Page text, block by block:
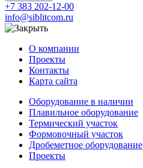
+7 383 202-12-00
info@siblitcom.ru
О компании
Проекты
Контакты
Карта сайта
Оборудование в наличии
Плавильное оборудование
Термический участок
Формовочный участок
Дробеметное оборудование
Проекты